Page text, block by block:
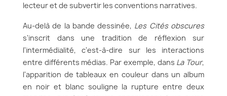
lecteur et de subvertir les conventions narratives.
Au-delà de la bande dessinée, Les Cités obscures
s'inscrit dans une tradition de réflexion sur
l'intermédialité, c'est-à-dire sur les interactions
entre différents médias. Par exemple, dans La Tour,
l'apparition de tableaux en couleur dans un album
en noir et blanc souligne la rupture entre deux